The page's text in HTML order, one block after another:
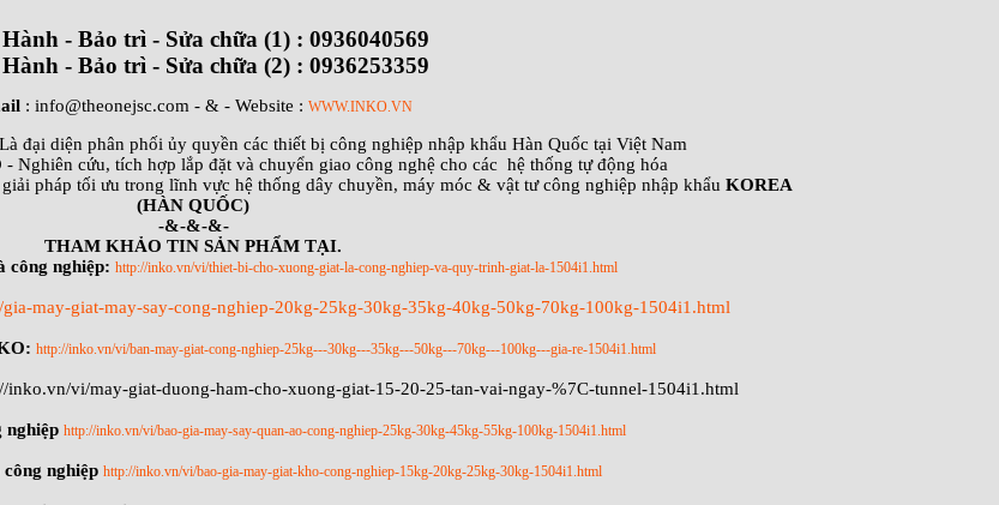
- Bảo trì - Sửa chữa (1) : 0936040569
- Bảo trì - Sửa chữa (2) : 0936253359
: info@theonejsc.com - & - Website : WWW.INKO.VN
đại diện phân phối ủy quyền các thiết bị công nghiệp nhập khẩu Hàn Quốc tại Việt Nam
- Nghiên cứu, tích hợp lắp đặt và chuyển giao công nghệ cho các hệ thống tự động hóa
pháp tối ưu trong lĩnh vực hệ thống dây chuyền, máy móc & vật tư công nghiệp nhập khẩu KOREA
(HÀN QUỐC)
-&-&-&-
THAM KHẢO TIN SẢN PHẨM TẠI.
công nghiệp: http://inko.vn/vi/thiet-bi-cho-xuong-giat-la-cong-nghiep-va-quy-trinh-giat-la-1504i1.html
may-giat-may-say-cong-nghiep-20kg-25kg-30kg-35kg-40kg-50kg-70kg-100kg-1504i1.html
http://inko.vn/vi/ban-may-giat-cong-nghiep-25kg---30kg---35kg---50kg---70kg---100kg---gia-re-1504i1.html
inko.vn/vi/may-giat-duong-ham-cho-xuong-giat-15-20-25-tan-vai-ngay-%7C-tunnel-1504i1.html
nghiệp http://inko.vn/vi/bao-gia-may-say-quan-ao-cong-nghiep-25kg-30kg-45kg-55kg-100kg-1504i1.html
nghiệp http://inko.vn/vi/bao-gia-may-giat-kho-cong-nghiep-15kg-20kg-25kg-30kg-1504i1.html